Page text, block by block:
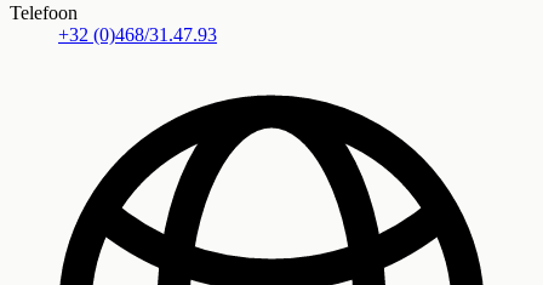
Telefoon
+32 (0)468/31.47.93